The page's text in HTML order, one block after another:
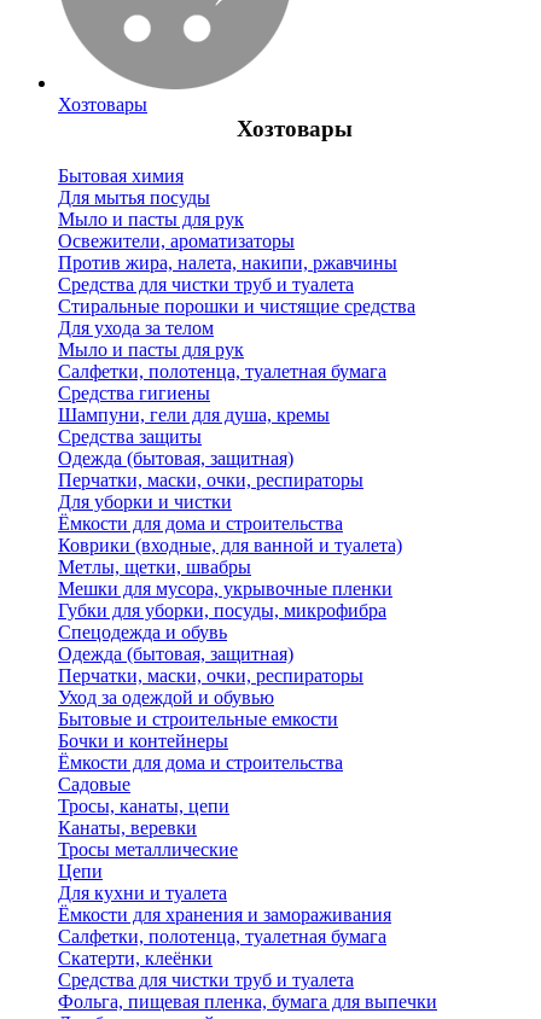
Хозтовары
Хозтовары
Бытовая химия
Для мытья посуды
Мыло и пасты для рук
Освежители, ароматизаторы
Против жира, налета, накипи, ржавчины
Средства для чистки труб и туалета
Стиральные порошки и чистящие средства
Для ухода за телом
Мыло и пасты для рук
Салфетки, полотенца, туалетная бумага
Средства гигиены
Шампуни, гели для душа, кремы
Средства защиты
Одежда (бытовая, защитная)
Перчатки, маски, очки, респираторы
Для уборки и чистки
Ёмкости для дома и строительства
Коврики (входные, для ванной и туалета)
Метлы, щетки, швабры
Мешки для мусора, укрывочные пленки
Губки для уборки, посуды, микрофибра
Спецодежда и обувь
Одежда (бытовая, защитная)
Перчатки, маски, очки, респираторы
Уход за одеждой и обувью
Бытовые и строительные емкости
Бочки и контейнеры
Ёмкости для дома и строительства
Садовые
Тросы, канаты, цепи
Канаты, веревки
Тросы металлические
Цепи
Для кухни и туалета
Ёмкости для хранения и замораживания
Салфетки, полотенца, туалетная бумага
Скатерти, клеёнки
Средства для чистки труб и туалета
Фольга, пищевая пленка, бумага для выпечки